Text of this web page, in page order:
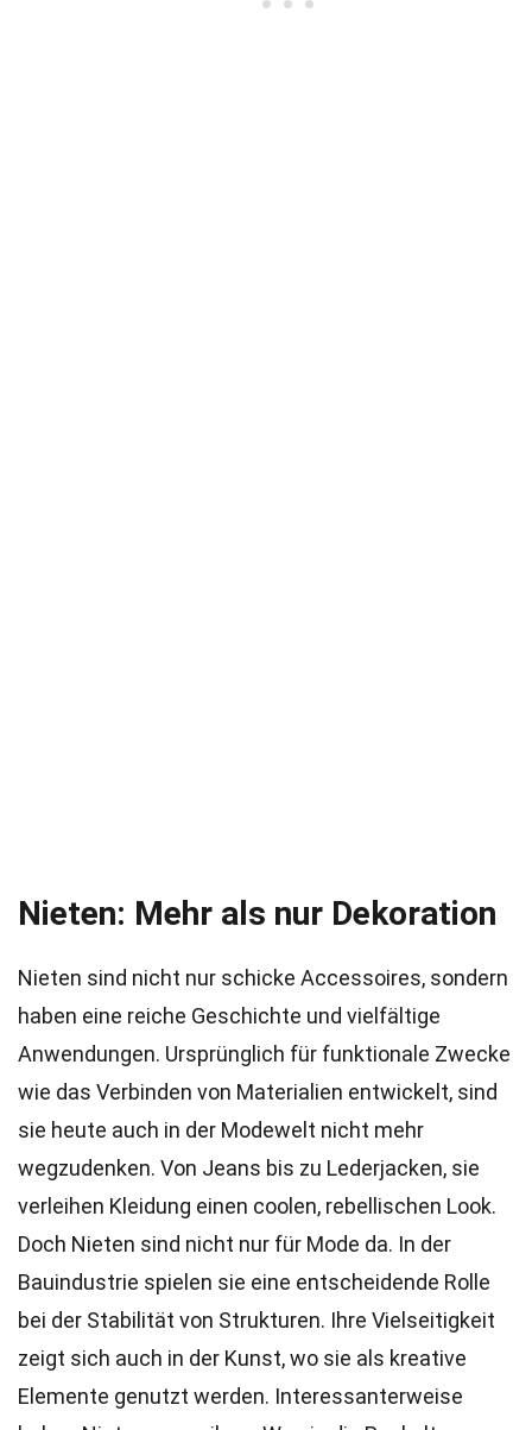
Nieten: Mehr als nur Dekoration
Nieten sind nicht nur schicke Accessoires, sondern
haben eine reiche Geschichte und vielfältige
Anwendungen. Ursprünglich für funktionale Zwecke
wie das Verbinden von Materialien entwickelt, sind
sie heute auch in der Modewelt nicht mehr
wegzudenken. Von Jeans bis zu Lederjacken, sie
verleihen Kleidung einen coolen, rebellischen Look.
Doch Nieten sind nicht nur für Mode da. In der
Bauindustrie spielen sie eine entscheidende Rolle
bei der Stabilität von Strukturen. Ihre Vielseitigkeit
zeigt sich auch in der Kunst, wo sie als kreative
Elemente genutzt werden. Interessanterweise